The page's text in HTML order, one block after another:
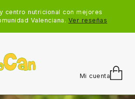
centro nutricional con mejores
Valenciana. Ver reseñas
Mi cuenta